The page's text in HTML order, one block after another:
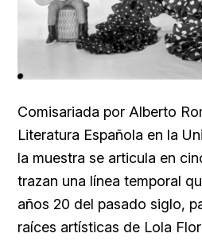
Comisariada por Alberto
Literatura Española en la
la muestra se articula en
trazan una línea temporal
años 20 del pasado siglo,
raíces artísticas de Lola